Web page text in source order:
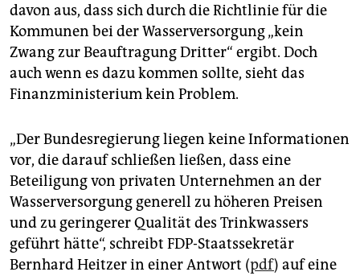
davon aus, dass sich durch die Richtlinie für die
Kommunen bei der Wasserversorgung „kein
Zwang zur Beauftragung Dritter“ ergibt. Doch
auch wenn es dazu kommen sollte, sieht das
Finanzministerium kein Problem.
„Der Bundesregierung liegen keine Informationen
vor, die darauf schließen ließen, dass eine
Beteiligung von privaten Unternehmen an der
Wasserversorgung generell zu höheren Preisen
und zu geringerer Qualität des Trinkwassers
geführt hätte“, schreibt FDP-Staatssekretär
Bernhard Heitzer in einer Antwort (pdf) auf eine